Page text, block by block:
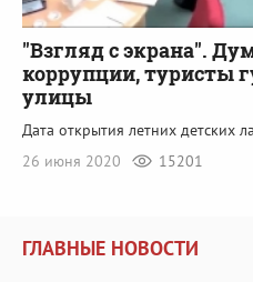
"Взгляд с экрана".
коррупции, туристы
улицы
Дата открытия летних детских
26 июня 2020
15201
ГЛАВНЫЕ НОВОСТИ